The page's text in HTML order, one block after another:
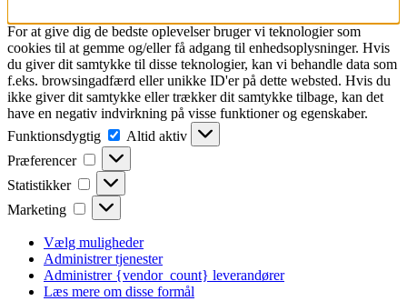
For at give dig de bedste oplevelser bruger vi teknologier som
cookies til at gemme og/eller få adgang til enhedsoplysninger. Hvis
du giver dit samtykke til disse teknologier, kan vi behandle data som
f.eks. browsingadfærd eller unikke ID'er på dette websted. Hvis du
ikke giver dit samtykke eller trækker dit samtykke tilbage, kan det
have en negativ indvirkning på visse funktioner og egenskaber.
Funktionsdygtig
Funktionsdygtig
Altid aktiv
Præferencer
Præferencer
Statistikker Statistikker
Marketing Marketing
Vælg muligheder
Administrer tjenester
Administrer {vendor_count} leverandører
Læs mere om disse formål